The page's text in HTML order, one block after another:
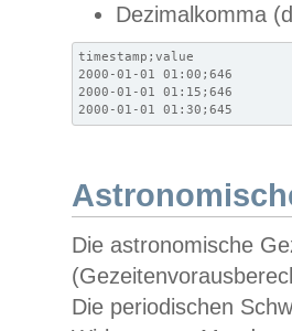
Dezimalkomma
timestamp;value
2000-01-01 01:00;646
2000-01-01 01:15;646
2000-01-01 01:30;645
Die astronomische
Die periodischen